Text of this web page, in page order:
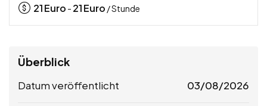
21Euro - 21Euro / Stunde
Überblick
Datum veröffentlicht 03/08/2026